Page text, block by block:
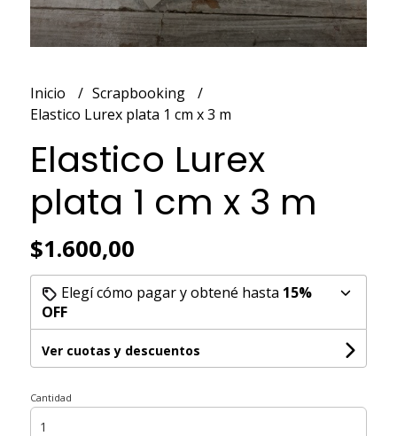
Inicio
Scrapbooking
Elastico Lurex plata 1 cm x 3 m
Elastico Lurex
plata 1 cm x 3 m
$1.600,00
Elegí cómo pagar y obtené hasta 15%
OFF
Ver cuotas y descuentos
Cantidad